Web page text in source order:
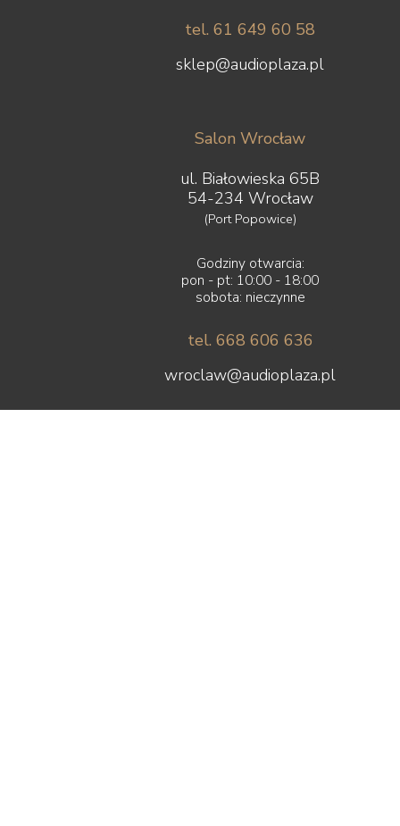
tel. 61 649 60 58
sklep@audioplaza.pl
Salon Wrocław
ul. Białowieska 65B
54-234 Wrocław
(Port Popowice)
Godziny otwarcia:
pon - pt: 10:00 - 18:00
sobota: nieczynne
tel. 668 606 636
wroclaw@audioplaza.pl